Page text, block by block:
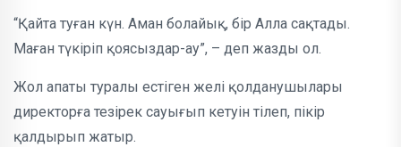
“Қайта туған күн. Аман болайық, бір Алла сақтады.
Маған түкіріп қоясыздар-ау”, – деп жазды ол.
Жол апаты туралы естіген желі қолданушылары
директорға тезірек сауығып кетуін тілеп, пікір
қалдырып жатыр.